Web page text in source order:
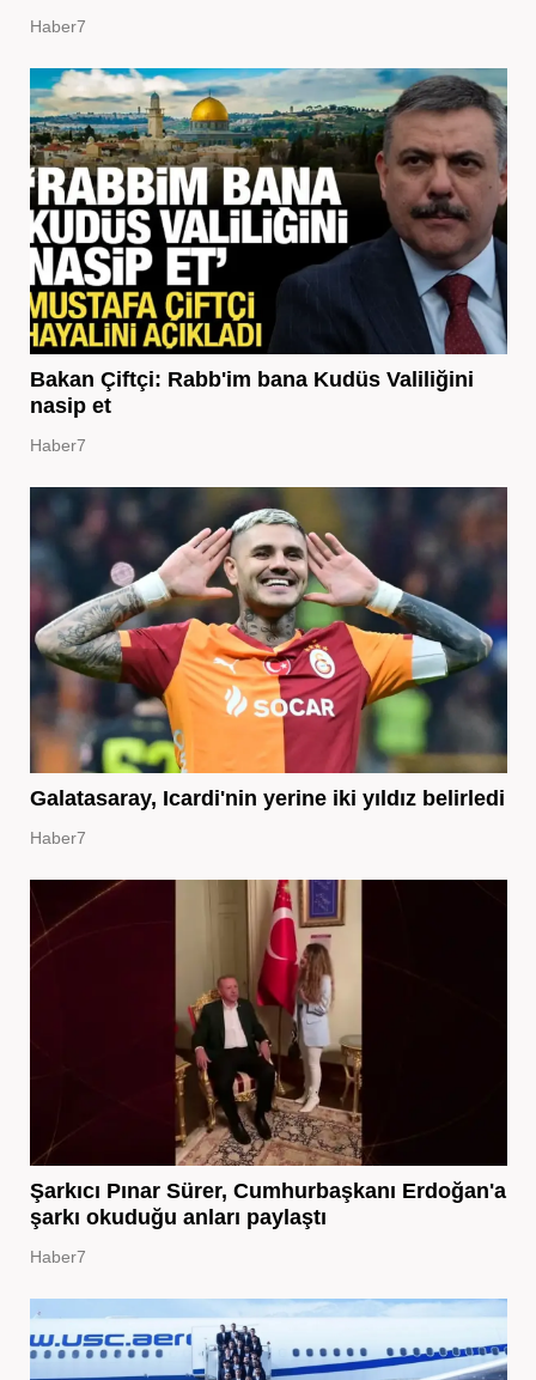
Haber7
Bakan Çiftçi: Rabb'im bana Kudüs Valiliğini
nasip et
Haber7
Galatasaray, Icardi'nin yerine iki yıldız belirledi
Haber7
Şarkıcı Pınar Sürer, Cumhurbaşkanı Erdoğan'a
şarkı okuduğu anları paylaştı
Haber7